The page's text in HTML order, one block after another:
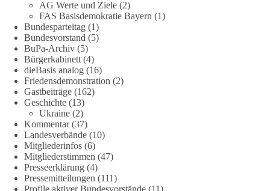
Quelle: https://www.nzz.ch/der-andere-blick/fehlschlag-
energiewende-warum-deutschland-trotz-rekordausbau-von-
wind-und-sonnenkraft-weniger-strom-erzeugt-ld.10006607
🟩🟩🟦🟦🟥🟥🟧🟧
„Wir brauchen dringend wettbewerbsfähige Energiepreise und
eine ideologiefreie Diskussion“, meint der Demokratie-
Bestatter.
Wie siehst du das?
🤝 Jetzt Politik für die Menschen mitgestalten:
https://diebasis.de/mitgliedschaft/
AG Werte und Ziele (2)
FAS Basisdemokratie Bayern (1)
Bundesparteitag (1)
Bundesvorstand (5)
BuPa-Archiv (5)
Bürgerkabinett (4)
dieBasis analog (16)
Friedensdemonstration (2)
Gastbeiträge (162)
Geschichte (13)
Ukraine (2)
Kommentar(37)
Landesverbände (10)
Mitgliederinfos (6)
Mitgliederstimmen (47)
Presseerklärung (4)
Pressemitteilungen (111)
Profile aktiver Bundesvorstände (11)